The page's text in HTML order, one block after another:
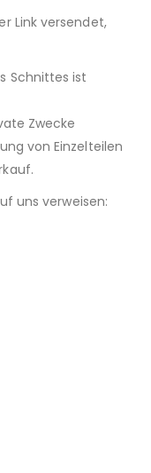
Link versendet,
Schnittes ist
Zwecke
von Einzelteilen
uns verweisen: